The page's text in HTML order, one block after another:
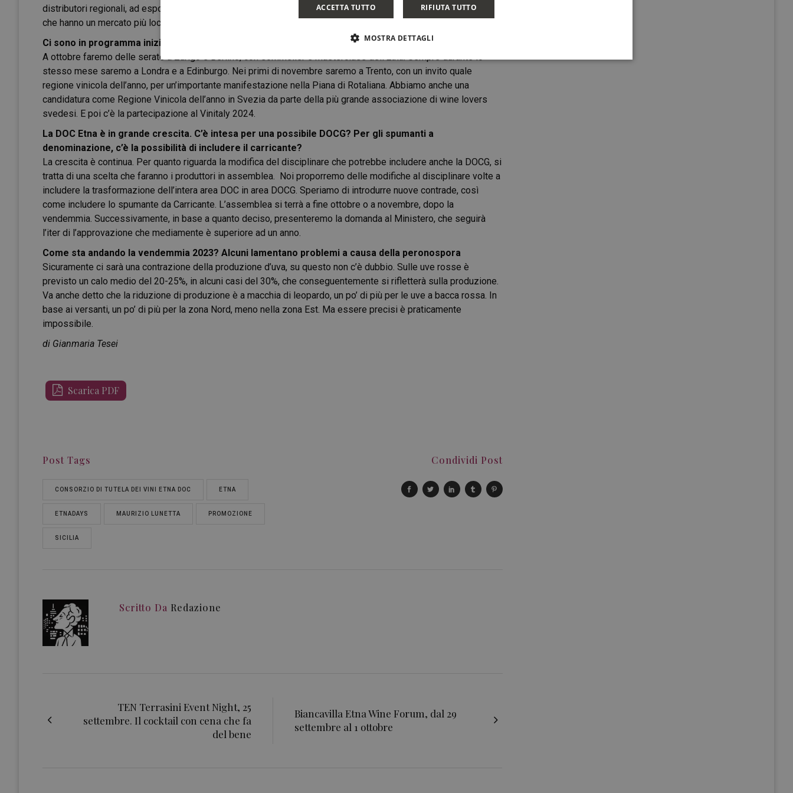
distributori regionali, ad esponenti del mondo della ristorazione e alle enoteche, focalizzandoci sulle aziende
che hanno un mercato più locale. Dobbiamo ancora verificare le date, tenendo conto delle risorse disponibili.
Ci sono in programma iniziative fuori Sicilia o all’estero?
A ottobre faremo delle serate a Zurigo e Berlino, con sommelier e masterclass dell’Etna. Sempre durante lo
stesso mese saremo a Londra e a Edinburgo. Nei primi di novembre saremo a Trento, con un invito quale
regione vinicola dell’anno, per un’importante manifestazione nella Piana di Rotaliana. Abbiamo anche una
candidatura come Regione Vinicola dell’anno in Svezia da parte della più grande associazione di wine lovers
svedesi. E poi c’è la partecipazione al Vinitaly 2024.
La DOC Etna è in grande crescita. C’è intesa per una possibile DOCG? Per gli spumanti a
denominazione, c’è la possibilità di includere il carricante?
La crescita è continua. Per quanto riguarda la modifica del disciplinare che potrebbe includere anche la DOCG, si
tratta di una scelta che faranno i produttori in assemblea. Noi proporremo delle modifiche al disciplinare volte a
includere la trasformazione dell’intera area DOC in area DOCG. Speriamo di introdurre nuove contrade, così
come includere lo spumante da Carricante. L’assemblea si terrà a fine ottobre o a novembre, dopo la
vendemmia. Successivamente, in base a quanto deciso, presenteremo la domanda al Ministero, che seguirà
l’iter di l’approvazione che mediamente è superiore ad un anno.
Come sta andando la vendemmia 2023? Alcuni lamentano problemi a causa della peronospora
Sicuramente ci sarà una contrazione della produzione d’uva, su questo non c’è dubbio. Sulle uve rosse è
previsto un calo medio del 20-25%, in alcuni casi del 30%, che conseguentemente si rifletterà sulla produzione.
Va anche detto che la riduzione di produzione è a macchia di leopardo, un po’ di più per le uve a bacca rossa. In
base ai versanti, un po’ di più per la zona Nord, meno nella zona Est. Ma essere precisi è praticamente
impossibile.
di Gianmaria Tesei
Scarica PDF
Post Tags
CONSORZIO DI TUTELA DEI VINI ETNA DOC ETNA
ETNADAYS MAURIZIO LUNETTA PROMOZIONE
SICILIA
Condividi Post
Scritto Da Redazione
TEN Terrasini Event Night, 25
settembre. Il cocktail con cena che fa
del bene
Biancavilla Etna Wine Forum, dal 29
settembre al 1 ottobre
ACCETTA TUTTO RIFIUTA TUTTO
MOSTRA DETTAGLI